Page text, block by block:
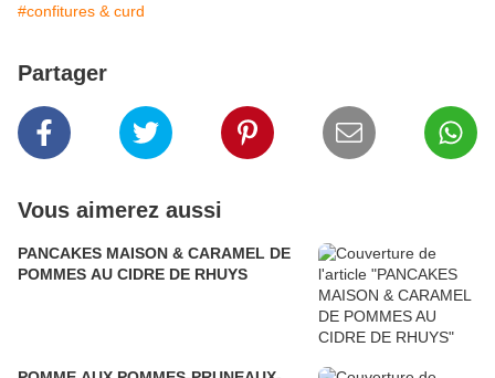
#confitures & curd
Partager
Vous aimerez aussi
PANCAKES MAISON & CARAMEL DE
POMMES AU CIDRE DE RHUYS